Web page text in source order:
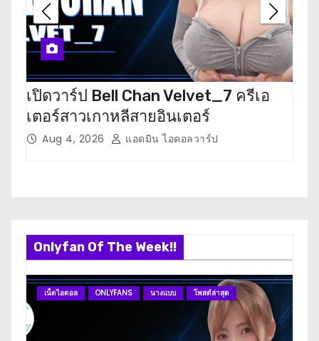
a
t
o
n
เปิดวาร์ป Bell Chan Velvet_7 ครีเอ
เตอร์สาวเกาหลีสายอินเตอร์
Aug 4, 2026 แอดมิน ไอดอลวาร์ป
Onlyfan Of The Week!!
เน็ตไอดอล ONLYFANS นางแบบ โพสต์ล่าสุด